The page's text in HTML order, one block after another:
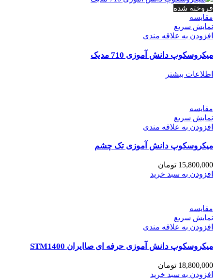
فروخته شده
مقايسه
نمایش سریع
افزودن به علاقه مندی
میکروسکوپ دانش آموزی 710 مدیک
اطلاعات بیشتر
مقايسه
نمایش سریع
افزودن به علاقه مندی
میکروسکوپ دانش آموزی تک چشم
15,800,000 تومان
افزودن به سبد خرید
مقايسه
نمایش سریع
افزودن به علاقه مندی
میکروسکوپ دانش آموزی حرفه ای صاایران STM1400
18,800,000 تومان
افزودن به سبد خرید